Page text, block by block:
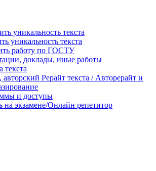
уникальность текста
уникальность текста
работу по ГОСТУ
доклады, иные работы
текста
Рерайт текста / Авторерайт и
и доступы
экзамене/Онлайн репетитор